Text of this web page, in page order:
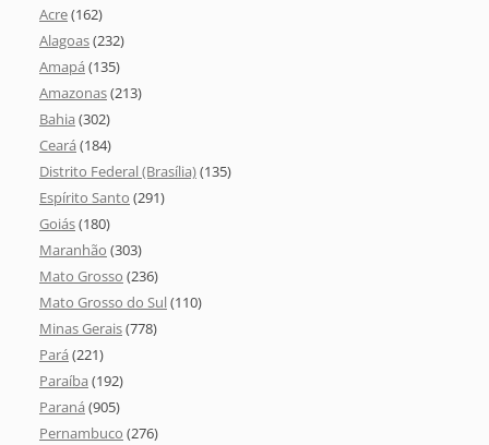
Acre(162)
Alagoas(232)
Amapá (135)
Amazonas(213)
Bahia (302)
Ceará (184)
Distrito Federal (Brasília)(135)
Espírito Santo (291)
Goiás(180)
Maranhão (303)
Mato Grosso (236)
Mato Grosso do Sul(110)
Minas Gerais(778)
Pará (221)
Paraíba (192)
Paraná (905)
Pernambuco (276)